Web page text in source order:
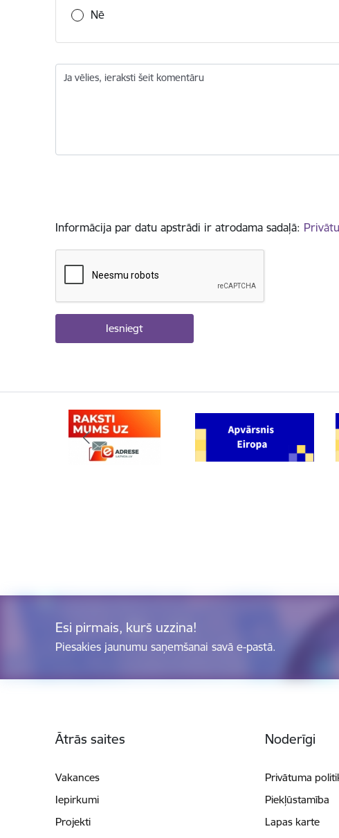
Nē
Ja vēlies, ieraksti šeit komentāru
Informācija par datu apstrādi ir atrodama sadaļā:
Esi pirmais, kurš uzzina!
Piesakies jaunumu saņemšanai savā e-pastā.
Ātrās saites
Vakances
Iepirkumi
Projekti
Noderīgi
Privātuma
Piekļūstamība
Lapas karte